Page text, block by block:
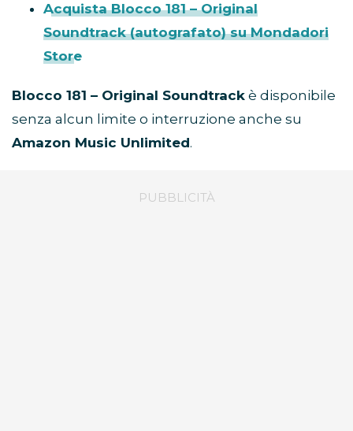
Acquista Blocco 181 – Original
Soundtrack (autografato) su Mondadori
Store
Blocco 181 – Original Soundtrack è disponibile
senza alcun limite o interruzione anche su
Amazon Music Unlimited.